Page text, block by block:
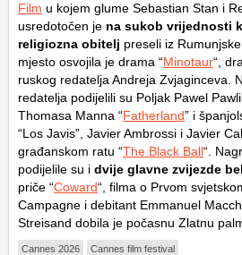
Film u kojem glume Sebastian Stan i
usredotočen je na sukob vrijednosti
religiozna obitelj preseli iz
mjesto osvojila je drama “Minotaur“,
ruskog redatelja Andreja Zvjaginceva.
redatelja podijelili su Poljak Pawel
Thomasa Manna “Fatherland” i
“Los Javis”, Javier Ambrossi i Javier
građanskom ratu “The Black Ball“.
podijelile su i dvije glavne zvijezde
priče “Coward“, filma o Prvom
Campagne i debitant Emmanuel
Streisand dobila je počasnu Zlatnu
Cannes 2026 Cannes film festival